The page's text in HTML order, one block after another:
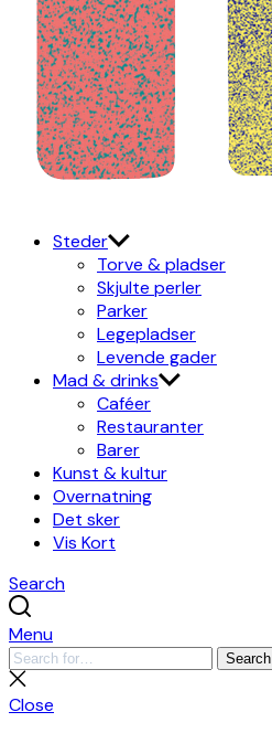
Steder
Torve & pladser
Skjulte perler
Parker
Legepladser
Levende gader
Mad & drinks
Caféer
Restauranter
Barer
Kunst & kultur
Overnatning
Det sker
Vis Kort
Search
Menu
Search
for:
Search
Close
search
Close